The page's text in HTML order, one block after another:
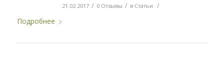
21.02.2017 / 0 Отзывы / в Статьи /
Подробнее